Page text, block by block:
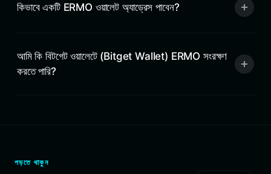
কিভাবে একটি ERMO ওয়ালেট অ্যাড্রেস পাবেন?
আমি কি বিটগেট ওয়ালেটে (Bitget Wallet) ERMO সংরক্ষণ
করতে পারি?
পড়তে থাকুন